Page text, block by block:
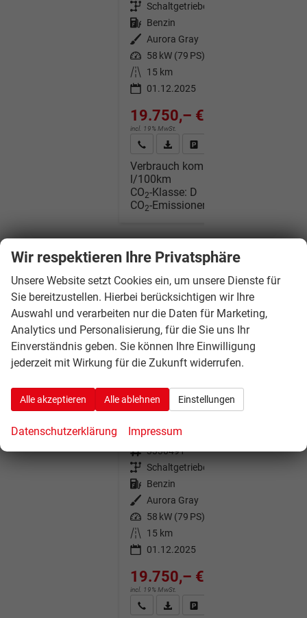
Getriebe Schaltgetriebe
Kraftstoff Benzin
Außenfarbe Aurora Gray
Leistung 58 kW (79 PS)
Kilometerstand
15 km
01.12.2025
19.750,– €
incl. 19% MwSt.
Wir rufen Sie anFahrzeugexposé (PDF)
Verbrauch kombiniert:
l/100km
CO2-Klasse: D
CO2-Emissionen:
Hyundai i20
Fahrzeugnr. 3330491
Getriebe Schaltgetriebe
Kraftstoff Benzin
Außenfarbe
Aurora Gray
Leistung 58 kW (79 PS)
Kilometerstand
15 km
01.12.2025
19.750,– €
incl. 19% MwSt.
Wir rufen Sie anFahrzeugexposé (PDF)
Wir respektieren Ihre Privatsphäre
Unsere Website setzt Cookies ein, um unsere Dienste für
Sie bereitzustellen. Hierbei berücksichtigen wir Ihre
Auswahl und verarbeiten nur die Daten für Marketing,
Analytics und Personalisierung, für die Sie uns Ihr
Einverständnis geben. Sie können Ihre Einwilligung
jederzeit mit Wirkung für die Zukunft widerrufen.
Alle akzeptieren Alle ablehnen Einstellungen
Datenschutzerklärung Impressum